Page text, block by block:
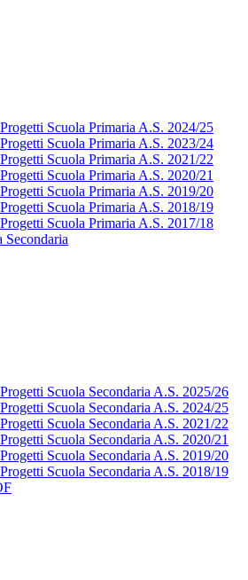
Progetti Scuola Primaria A.S. 2024/25
Progetti Scuola Primaria A.S. 2023/24
Progetti Scuola Primaria A.S. 2021/22
Progetti Scuola Primaria A.S. 2020/21
Progetti Scuola Primaria A.S. 2019/20
Progetti Scuola Primaria A.S. 2018/19
Progetti Scuola Primaria A.S. 2017/18
Secondaria
Progetti Scuola Secondaria A.S. 2025/26
Progetti Scuola Secondaria A.S. 2024/25
Progetti Scuola Secondaria A.S. 2021/22
Progetti Scuola Secondaria A.S. 2020/21
Progetti Scuola Secondaria A.S. 2019/20
Progetti Scuola Secondaria A.S. 2018/19